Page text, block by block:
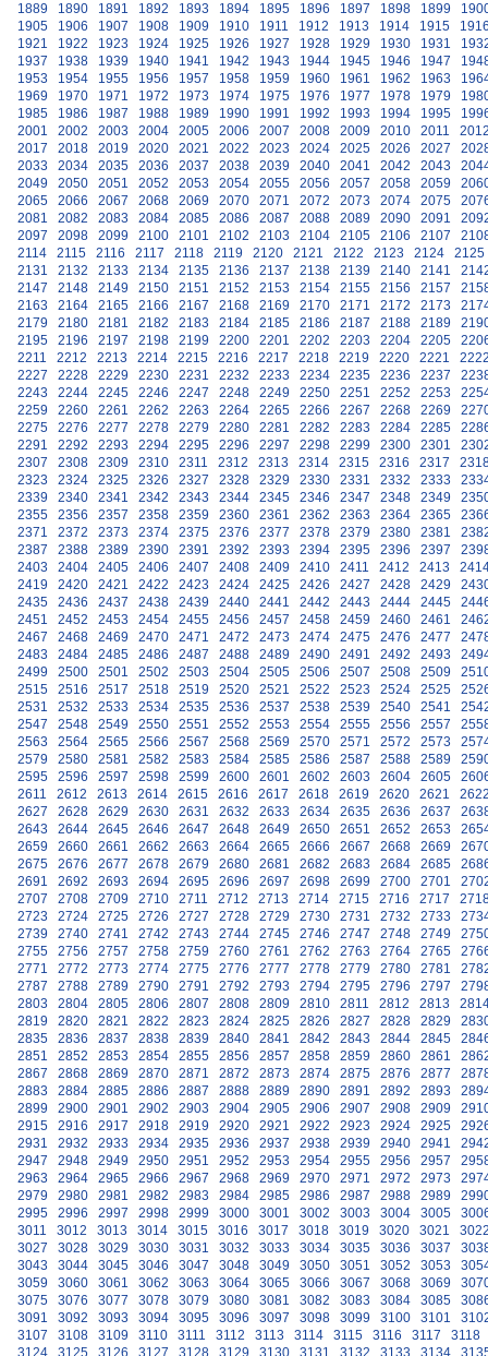
1889
1890 1891 1892 1893 1894 1895 1896 1897 1898 1899
1905
1906 1907 1908 1909 1910 1911 1912 1913 1914 1915
1921
1922 1923 1924 1925 1926 1927 1928 1929 1930 1931
1937
1938 1939 1940 1941 1942 1943 1944 1945 1946 1947
1953
1954 1955 1956 1957 1958 1959 1960 1961 1962 1963
1969
1970 1971 1972 1973 1974 1975 1976 1977 1978 1979
1985
1986 1987 1988 1989 1990 1991 1992 1993 1994 1995
2001
2002 2003 2004 2005 2006 2007 2008 2009 2010 2011
2017
2018 2019 2020 2021 2022 2023 2024 2025 2026 2027
2033
2034 2035 2036 2037 2038 2039 2040 2041 2042 2043
2049
2050 2051 2052 2053 2054 2055 2056 2057 2058 2059
2065
2066 2067 2068 2069 2070 2071 2072 2073 2074 2075
2081
2082 2083 2084 2085 2086 2087 2088 2089 2090 2091
2097
2098 2099 2100 2101 2102 2103 2104 2105 2106 2107
2114
2115 2116 2117 2118 2119 2120 2121 2122 2123 2124
2125
2131
2132 2133 2134 2135 2136 2137 2138 2139 2140 2141
2147
2148 2149 2150 2151 2152 2153 2154 2155 2156 2157
2163
2164 2165 2166 2167 2168 2169 2170 2171 2172 2173
2179
2180 2181 2182 2183 2184 2185 2186 2187 2188 2189
2195
2196 2197 2198 2199 2200 2201 2202 2203 2204 2205
2211
2212 2213 2214 2215 2216 2217 2218 2219 2220 2221
2227
2228 2229 2230 2231 2232 2233 2234 2235 2236 2237
2243
2244 2245 2246 2247 2248 2249 2250 2251 2252 2253
2259
2260 2261 2262 2263 2264 2265 2266 2267 2268 2269
2275
2276 2277 2278 2279 2280 2281 2282 2283 2284 2285
2291
2292 2293 2294 2295 2296 2297 2298 2299 2300 2301
2307
2308 2309 2310 2311 2312 2313 2314 2315 2316 2317
2323
2324 2325 2326 2327 2328 2329 2330 2331 2332 2333
2339
2340 2341 2342 2343 2344 2345 2346 2347 2348 2349
2355
2356 2357 2358 2359 2360 2361 2362 2363 2364 2365
2371
2372 2373 2374 2375 2376 2377 2378 2379 2380 2381
2387
2388 2389 2390 2391 2392 2393 2394 2395 2396 2397
2403
2404 2405 2406 2407 2408 2409 2410 2411 2412 2413
2419
2420 2421 2422 2423 2424 2425 2426 2427 2428 2429
2435
2436 2437 2438 2439 2440 2441 2442 2443 2444 2445
2451
2452 2453 2454 2455 2456 2457 2458 2459 2460 2461
2467
2468 2469 2470 2471 2472 2473 2474 2475 2476 2477
2483
2484 2485 2486 2487 2488 2489 2490 2491 2492 2493
2499
2500 2501 2502 2503 2504 2505 2506 2507 2508 2509
2515
2516 2517 2518 2519 2520 2521 2522 2523 2524 2525
2531
2532 2533 2534 2535 2536 2537 2538 2539 2540 2541
2547
2548 2549 2550 2551 2552 2553 2554 2555 2556 2557
2563
2564 2565 2566 2567 2568 2569 2570 2571 2572 2573
2579
2580 2581 2582 2583 2584 2585 2586 2587 2588 2589
2595
2596 2597 2598 2599 2600 2601 2602 2603 2604 2605
2611
2612 2613 2614 2615 2616 2617 2618 2619 2620 2621
2627
2628 2629 2630 2631 2632 2633 2634 2635 2636 2637
2643
2644 2645 2646 2647 2648 2649 2650 2651 2652 2653
2659
2660 2661 2662 2663 2664 2665 2666 2667 2668 2669
2675
2676 2677 2678 2679 2680 2681 2682 2683 2684 2685
2691
2692 2693 2694 2695 2696 2697 2698 2699 2700 2701
2707
2708 2709 2710 2711 2712 2713 2714 2715 2716 2717
2723
2724 2725 2726 2727 2728 2729 2730 2731 2732 2733
2739
2740 2741 2742 2743 2744 2745 2746 2747 2748 2749
2755
2756 2757 2758 2759 2760 2761 2762 2763 2764 2765
2771
2772 2773 2774 2775 2776 2777 2778 2779 2780 2781
2787
2788 2789 2790 2791 2792 2793 2794 2795 2796 2797
2803
2804 2805 2806 2807 2808 2809 2810 2811 2812 2813
2819
2820 2821 2822 2823 2824 2825 2826 2827 2828 2829
2835
2836 2837 2838 2839 2840 2841 2842 2843 2844 2845
2851
2852 2853 2854 2855 2856 2857 2858 2859 2860 2861
2867
2868 2869 2870 2871 2872 2873 2874 2875 2876 2877
2883
2884 2885 2886 2887 2888 2889 2890 2891 2892 2893
2899
2900 2901 2902 2903 2904 2905 2906 2907 2908 2909
2915
2916 2917 2918 2919 2920 2921 2922 2923 2924 2925
2931
2932 2933 2934 2935 2936 2937 2938 2939 2940 2941
2947
2948 2949 2950 2951 2952 2953 2954 2955 2956 2957
2963
2964 2965 2966 2967 2968 2969 2970 2971 2972 2973
2979
2980 2981 2982 2983 2984 2985 2986 2987 2988 2989
2995
2996 2997 2998 2999 3000 3001 3002 3003 3004 3005
3011
3012 3013 3014 3015 3016 3017 3018 3019 3020 3021
3027
3028 3029 3030 3031 3032 3033 3034 3035 3036 3037
3043
3044 3045 3046 3047 3048 3049 3050 3051 3052 3053
3059
3060 3061 3062 3063 3064 3065 3066 3067 3068 3069
3075
3076 3077 3078 3079 3080 3081 3082 3083 3084 3085
3091
3092 3093 3094 3095 3096 3097 3098 3099 3100 3101
3107
3108 3109 3110 3111 3112 3113 3114 3115 3116 3117
3118
3124
3125 3126 3127 3128 3129 3130 3131 3132 3133 3134